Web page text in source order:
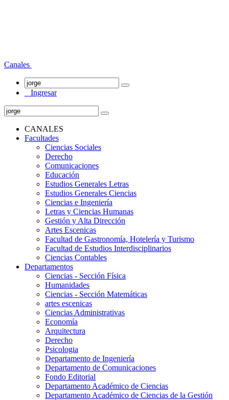
Canales
Ingresar
CANALES
Facultades
Ciencias Sociales
Derecho
Comunicaciones
Educación
Estudios Generales Letras
Estudios Generales Ciencias
Ciencias e Ingeniería
Letras y Ciencias Humanas
Gestión y Alta Dirección
Artes Escenicas
Facultad de Gastronomía, Hotelería y Turismo
Facultad de Estudios Interdisciplinarios
Ciencias Contables
Departamentos
Ciencias - Sección Física
Humanidades
Ciencias - Sección Matemáticas
artes escenicas
Ciencias Administrativas
Economía
Arquitectura
Derecho
Psicologia
Departamento de Ingeniería
Departamento de Comunicaciones
Fondo Editorial
Departamento Académico de Ciencias
Departamento Académico de Ciencias de la Gestión